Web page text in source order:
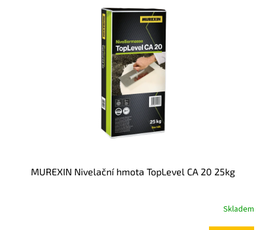
směs pro interiér i exteriér lepení dlažby již po 24 hodinách
MUREXIN Nivelační hmota TopLevel CA 20 25kg
Skladem